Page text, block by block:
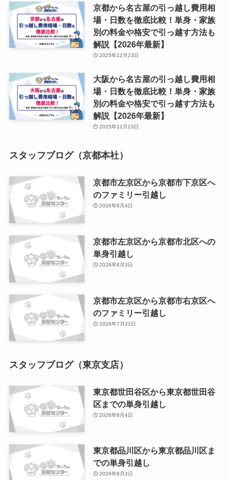
京都から名古屋の引っ越し費用相
場・日数を徹底比較！単身・家族
別の料金や格安で引っ越す方法も
解説【2026年最新】
2025年12月23日
大阪から名古屋の引っ越し費用相
場・日数を徹底比較！単身・家族
別の料金や格安で引っ越す方法も
解説【2026年最新】
2025年12月23日
スタッフブログ（京都本社）
京都市左京区から京都市下京区へ
のファミリー引越し
2026年8月4日
京都市左京区から京都市北区への
単身引越し
2026年8月3日
京都市左京区から京都市右京区へ
のファミリー引越し
2026年7月31日
スタッフブログ（東京支店）
東京都世田谷区から東京都世田谷
区までの単身引越し
2026年8月4日
東京都品川区から東京都品川区ま
での単身引越し
2026年8月3日